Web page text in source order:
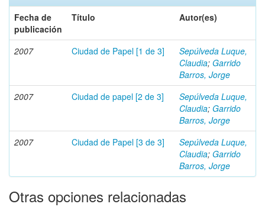
Fecha de
publicación
Título Autor(es)
2007 Ciudad de Papel [1 de 3]
Sepúlveda Luque,
Claudia; Garrido
Barros, Jorge
2007
Ciudad de papel [2 de 3]
Sepúlveda Luque,
Claudia; Garrido
Barros, Jorge
2007
Ciudad de Papel [3 de 3]
Sepúlveda Luque,
Claudia; Garrido
Barros, Jorge
Otras opciones relacionadas